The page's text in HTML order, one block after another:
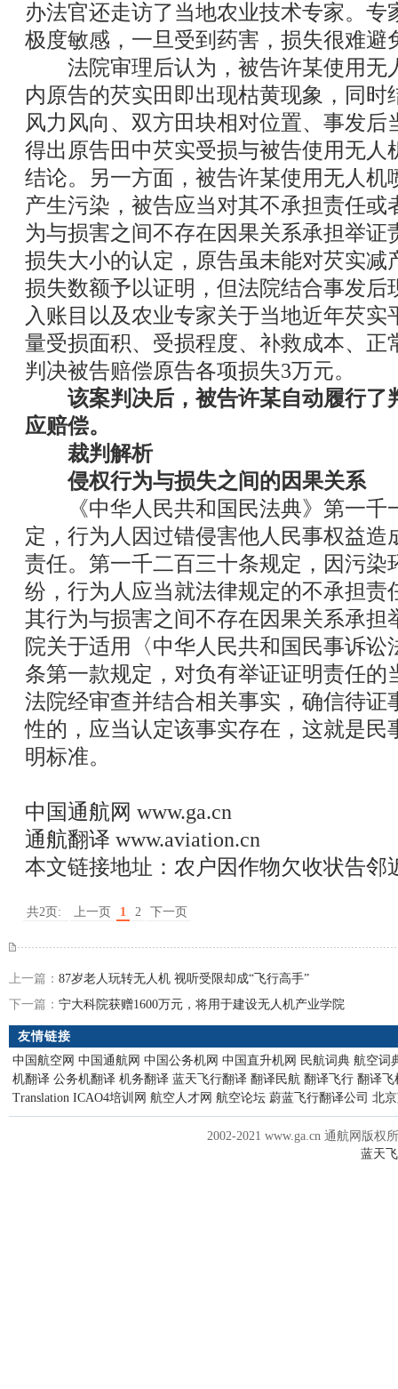
办法官还走访了当地农业技术专家。专
极度敏感，一旦受到药害，损失很难避
法院审理后认为，被告许某使用无
内原告的芡实田即出现枯黄现象，同时
风力风向、双方田块相对位置、事发后
得出原告田中芡实受损与被告使用无人
结论。另一方面，被告许某使用无人机
产生污染，被告应当对其不承担责任或
为与损害之间不存在因果关系承担举证
损失大小的认定，原告虽未能对芡实减
损失数额予以证明，但法院结合事发后
入账目以及农业专家关于当地近年芡
量受损面积、受损程度、补救成本、正
判决被告赔偿原告各项损失3万元。
该案判决后，被告许某自动履行了
应赔偿。
裁判解析
侵权行为与损失之间的因果关系
《中华人民共和国民法典》第一千
定，行为人因过错侵害他人民事权益造
责任。第一千二百三十条规定，因污染
纷，行为人应当就法律规定的不承担责
其行为与损害之间不存在因果关系承担
院关于适用〈中华人民共和国民事诉讼
条第一款规定，对负有举证证明责任的
法院经审查并结合相关事实，确信待证
性的，应当认定该事实存在，这就是民
明标准。
中国通航网 www.ga.cn
通航翻译 www.aviation.cn
本文链接地址： 农户因作物欠收状告邻
共2页: 上一页 1 2 下一页
上一篇： 87岁老人玩转无人机 视听受限却成“飞行高手”
下一篇： 宁大科院获赠1600万元，将用于建设无人机产业学院
友情链接
中国航空网 中国通航网 中国公务机网 中国直升机网 民航词典 航空词
机翻译 公务机翻译 机务翻译 蓝天飞行翻译 翻译民航 翻译飞行 翻译飞
Translation ICAO4培训网 航空人才网 航空论坛 蔚蓝飞行翻译公司 北
2002-2021 www.ga.cn 通航网版权
蓝天